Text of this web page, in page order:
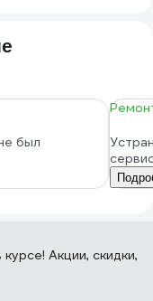
был
Акции, скидки,